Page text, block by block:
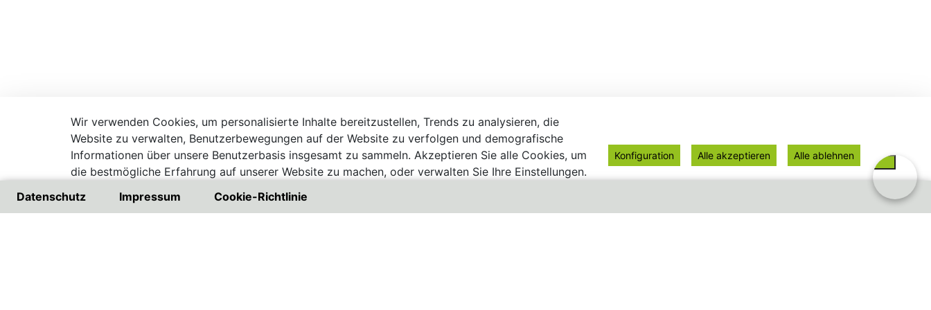
Datenschutz Impressum Cookie-Richtlinie
Wir verwenden Cookies, um personalisierte Inhalte bereitzustellen, Trends zu analysieren, die
Website zu verwalten, Benutzerbewegungen auf der Website zu verfolgen und demografische
Informationen über unsere Benutzerbasis insgesamt zu sammeln. Akzeptieren Sie alle Cookies, um
die bestmögliche Erfahrung auf unserer Website zu machen, oder verwalten Sie Ihre Einstellungen.
Besuchen Sie unsere Datenschutzrichtlinie
Konfiguration Alle akzeptieren Alle ablehnen